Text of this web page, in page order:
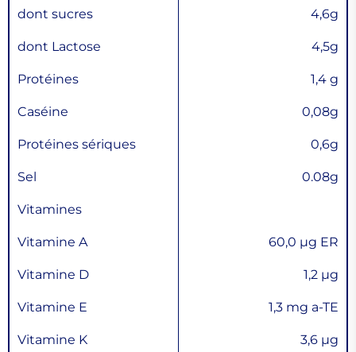
dont sucres 4,6g
dont Lactose 4,5g
Protéines 1,4 g
Caséine 0,08g
Protéines sériques 0,6g
Sel 0.08g
Vitamines
Vitamine A 60,0 µg ER
Vitamine D 1,2 µg
Vitamine E 1,3 mg a-TE
Vitamine K 3,6 µg